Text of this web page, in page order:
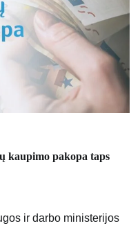
kaupimo pakopa taps
ir darbo ministerijos